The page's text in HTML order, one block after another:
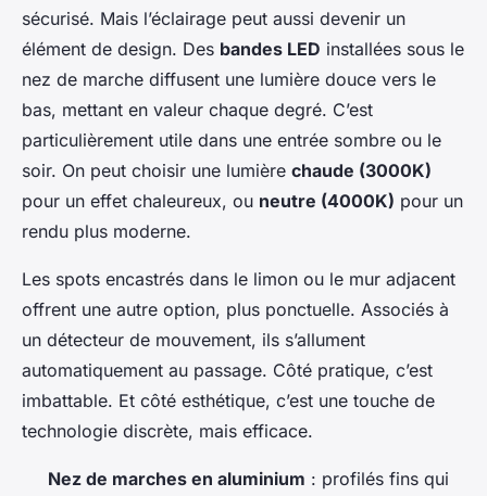
sécurisé. Mais l’éclairage peut aussi devenir un
élément de design. Des bandes LED installées sous le
nez de marche diffusent une lumière douce vers le
bas, mettant en valeur chaque degré. C’est
particulièrement utile dans une entrée sombre ou le
soir. On peut choisir une lumière chaude (3000K)
pour un effet chaleureux, ou neutre (4000K) pour un
rendu plus moderne.
Les spots encastrés dans le limon ou le mur adjacent
offrent une autre option, plus ponctuelle. Associés à
un détecteur de mouvement, ils s’allument
automatiquement au passage. Côté pratique, c’est
imbattable. Et côté esthétique, c’est une touche de
technologie discrète, mais efficace.
Nez de marches en aluminium : profilés fins qui